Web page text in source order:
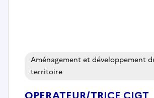
Aménagement et développement
territoire